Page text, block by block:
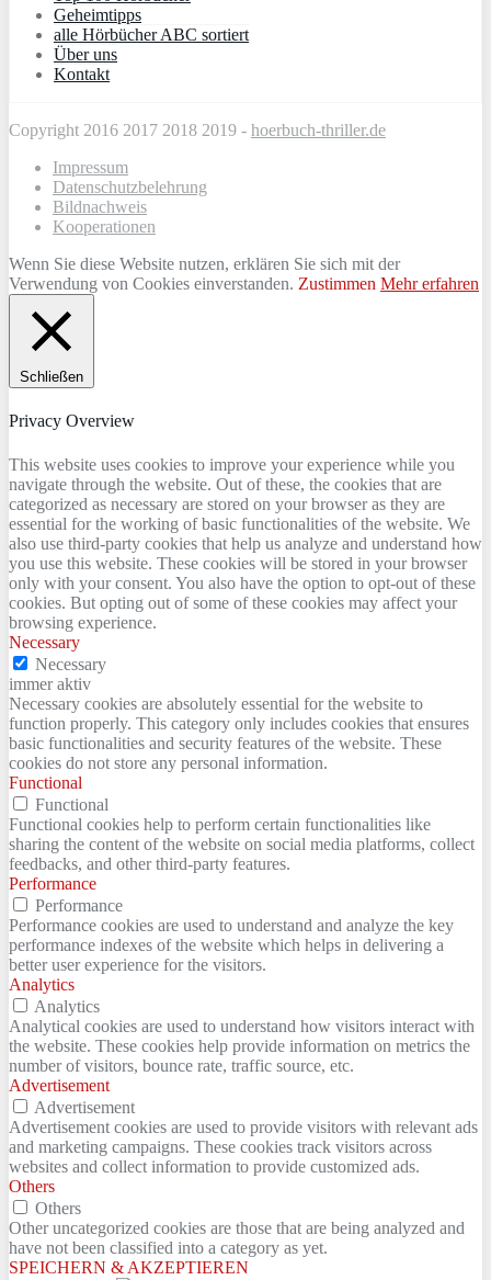
Geheimtipps
alle Hörbücher ABC sortiert
Über uns
Kontakt
Copyright 2016 2017 2018 2019 - hoerbuch-thriller.de
Impressum
Datenschutzbelehrung
Bildnachweis
Kooperationen
Wenn Sie diese Website nutzen, erklären Sie sich mit der
Verwendung von Cookies einverstanden. Zustimmen Mehr erfahren
Schließen
Privacy Overview
This website uses cookies to improve your experience while you
navigate through the website. Out of these, the cookies that are
categorized as necessary are stored on your browser as they are
essential for the working of basic functionalities of the website. We
also use third-party cookies that help us analyze and understand how
you use this website. These cookies will be stored in your browser
only with your consent. You also have the option to opt-out of these
cookies. But opting out of some of these cookies may affect your
browsing experience.
Necessary
Necessary
immer aktiv
Necessary cookies are absolutely essential for the website to
function properly. This category only includes cookies that ensures
basic functionalities and security features of the website. These
cookies do not store any personal information.
Functional
Functional
Functional cookies help to perform certain functionalities like
sharing the content of the website on social media platforms, collect
feedbacks, and other third-party features.
Performance
Performance
Performance cookies are used to understand and analyze the key
performance indexes of the website which helps in delivering a
better user experience for the visitors.
Analytics
Analytics
Analytical cookies are used to understand how visitors interact with
the website. These cookies help provide information on metrics the
number of visitors, bounce rate, traffic source, etc.
Advertisement
Advertisement
Advertisement cookies are used to provide visitors with relevant ads
and marketing campaigns. These cookies track visitors across
websites and collect information to provide customized ads.
Others
Others
Other uncategorized cookies are those that are being analyzed and
have not been classified into a category as yet.
SPEICHERN & AKZEPTIEREN